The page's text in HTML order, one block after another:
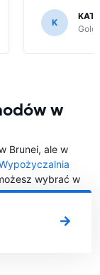
K
w
Brunei, ale w
wybrać w
samochód.